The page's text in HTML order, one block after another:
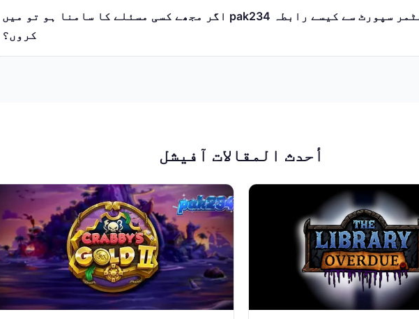
اگر مجھے کسی مسئلے کا سامنا ہو تو میں pak234 کی کسٹمر سپورٹ سے کیسے رابطہ
کروں؟
أحدث المقالات آفیشل